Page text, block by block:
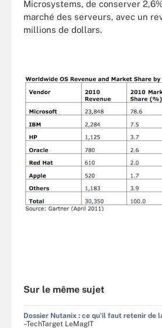
Microsystems, de conserver
marché des serveurs, avec un
millions de dollars.
Sur le même sujet
Dossier Nutanix : ce qu'il faut retenir de
–TechTarget LeMagIT